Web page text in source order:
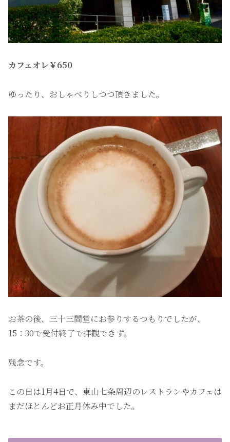
カフェオレ￥650
ゆったり、おしゃべりしつつ頂きました。
お茶の後、三十三間堂にお参りするつもりでしたが、
15：30で受付終了で拝観できず。
残念です。
この日は1月4日で、東山七条周辺のレストランやカフェは
まだほとんどお正月休み中でした。